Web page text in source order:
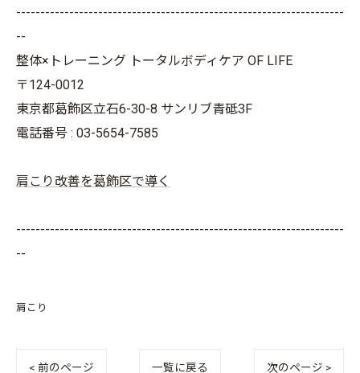
--------------------------------------------------------------------
--
整体×トレーニング トータルボディケア OF LIFE
〒124-0012
東京都葛飾区立石6-30-8 サンリブ青砥3F
電話番号 : 03-5654-7585
肩こり改善を葛飾区で導く
--------------------------------------------------------------------
--
肩こり
< 前のページ 一覧に戻る 次のページ >